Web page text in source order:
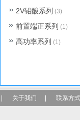
2V铅酸系列 (3)
前置端正系列 (1)
高功率系列 (1)
关于我们 联系方式